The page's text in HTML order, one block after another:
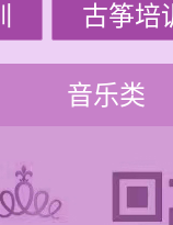
古筝培
音乐类